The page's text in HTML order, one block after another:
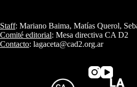
Staff: Mariano Baima, Matías Querol,
Comité editorial: Mesa directiva CA D2
Contacto: lagaceta@cad2.org.ar